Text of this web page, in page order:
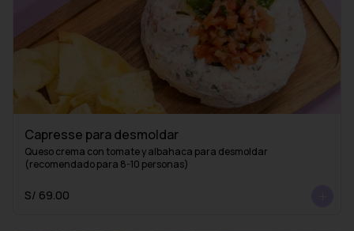
Capresse para desmoldar
Queso crema con tomate y albahaca para desmoldar
(recomendado para 8-10 personas)
S/ 69.00